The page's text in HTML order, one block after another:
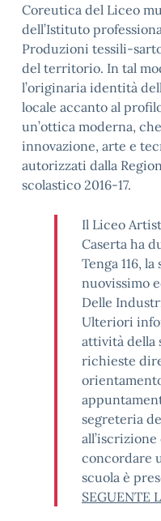
Coreutica del Liceo
dell’Istituto
Produzioni tessili-
del territorio. In tal
l’originaria identità
locale accanto al
un’ottica moderna,
innovazione, arte e
autorizzati dalla
scolastico 2016-17.
Il Liceo
Caserta ha
Tenga 116,
nuovissimo
Delle
Ulteriori
attività della
richieste
segreteria
concordare
scuola è
SEGUENTE